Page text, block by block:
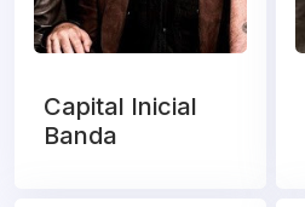
Capital Inicial
Banda